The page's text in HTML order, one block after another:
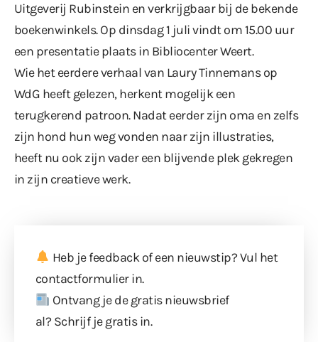
Uitgeverij Rubinstein en verkrijgbaar bij de bekende
boekenwinkels. Op dinsdag 1 juli vindt om 15.00 uur
een presentatie plaats in Bibliocenter Weert.
Wie het eerdere verhaal van Laury Tinnemans op
WdG heeft gelezen, herkent mogelijk een
terugkerend patroon. Nadat eerder zijn oma en zelfs
zijn hond hun weg vonden naar zijn illustraties,
heeft nu ook zijn vader een blijvende plek gekregen
in zijn creatieve werk.
Heb je feedback of een nieuwstip? Vul het
contactformulierin.
Ontvang je de gratis nieuwsbrief
al? Schrijf je gratis in.